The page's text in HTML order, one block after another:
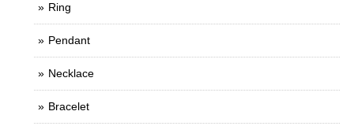
Ring
Pendant
Necklace
Bracelet